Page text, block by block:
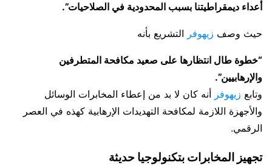
أعداء ديمقراطيتنا بسبب المحدودية في الصلاحيات”.
حيث وصف زيهوفر التشريع بأنه
“خطوة طال انتظارها على صعيد مكافحة المتطرفين
والإرهابيين”.
وتابع زيهوفر أنه كان لا بد من إعطاء المخابرات الوسائل
والأجهزة اللازمة لمكافحة التهديدات الإرهابية كهذه في العصر
الرقمي.
تجهيز المخابرات بتكنولوجيا حديثة